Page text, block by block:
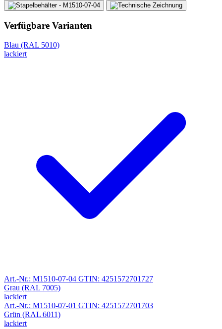
Verfügbare Varianten
Blau (RAL 5010)
lackiert
Art.-Nr.: M1510-07-04 GTIN: 4251572701727
Grau (RAL 7005)
lackiert
Art.-Nr.: M1510-07-01 GTIN: 4251572701703
Grün (RAL 6011)
lackiert